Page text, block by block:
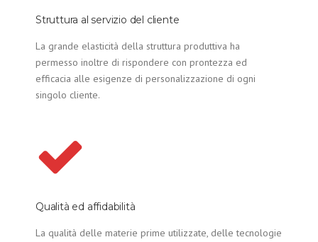
Struttura al servizio del cliente
La grande elasticità della struttura produttiva ha
permesso inoltre di rispondere con prontezza ed
efficacia alle esigenze di personalizzazione di ogni
singolo cliente.
Qualità ed affidabilità
La qualità delle materie prime utilizzate, delle tecnologie